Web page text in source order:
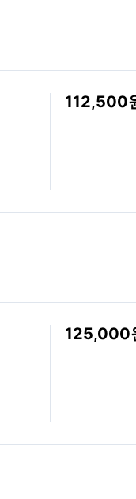
112,500
125,000